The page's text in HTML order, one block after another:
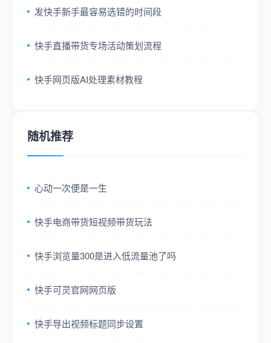
发快手新手最容易选错的时间段
快手直播带货专场活动策划流程
快手网页版AI处理素材教程
随机推荐
心动一次便是一生
快手电商带货短视频带货玩法
快手浏览量300是进入低流量池了吗
快手可灵官网网页版
快手导出视频标题同步设置